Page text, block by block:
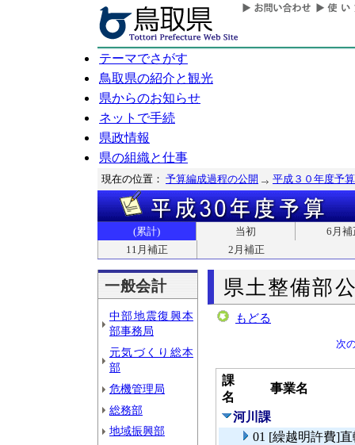
テーマでさがす
鳥取県の紹介と観光
県からのお知らせ
ネットで手続
県政情報
県の組織と仕事
現在の位置： 予算編成過程の公開 平成３０年度予算
(累計) 当初
6月補
11月補正
2月補正
一般会計
中部地震復興本
部事務局
元気づくり総本
部
危機管理局
総務部
地域振興部
県土整備部
もどる
次
課
名
事業名
河川課
01 [繰越明許費]